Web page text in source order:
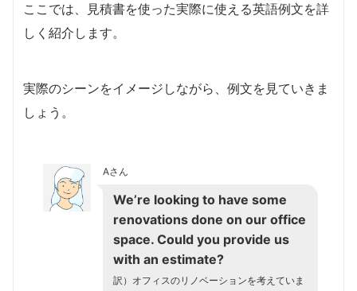
ここでは、見積書を使った実際に使える英語例文を詳
しく紹介します。
実際のシーンをイメージしながら、例文を見ていきま
しょう。
Aさん
We’re looking to have some
renovations done on our office
space. Could you provide us
with an estimate?
訳）オフィスのリノベーションを考えていま